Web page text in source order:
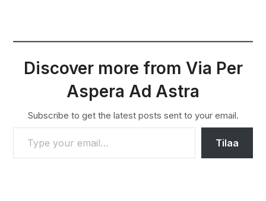
Discover more from Via Per
Aspera Ad Astra
Subscribe to get the latest posts sent to your email.
TYPE YOUR EMAIL…
Tilaa